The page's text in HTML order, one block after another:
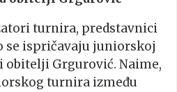
turnira, predstavnici
se ispričavaju juniorskoj
obitelji Grgurović. Naime,
turnira između